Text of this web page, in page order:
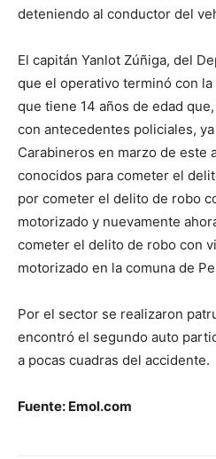
deteniendo al conductor del
El capitán Yanlot Zúñiga, del
que el operativo terminó con
que tiene 14 años de edad
con antecedentes policiales,
Carabineros en marzo de este
conocidos para cometer el
por cometer el delito de robo
motorizado y nuevamente
cometer el delito de robo con
motorizado en la comuna de
Por el sector se realizaron
encontró el segundo auto
a pocas cuadras del accidente.
Fuente: Emol.com